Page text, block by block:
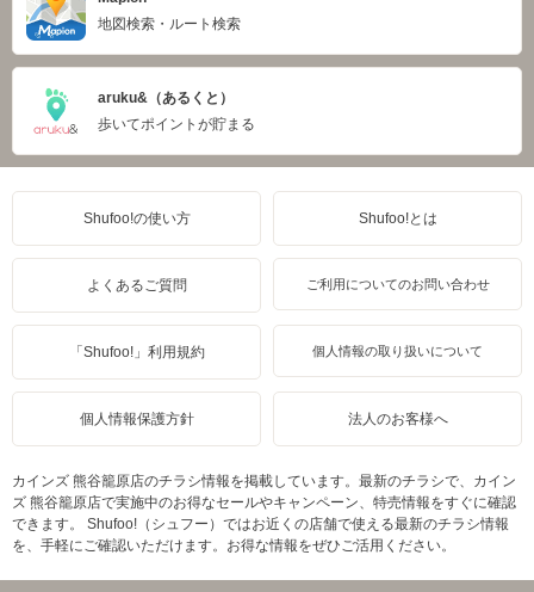
地図検索・ルート検索
aruku&（あるくと）
歩いてポイントが貯まる
Shufoo!の使い方 Shufoo!とは
よくあるご質問 ご利用についてのお問い合わせ
「Shufoo!」利用規約 個人情報の取り扱いについて
個人情報保護方針 法人のお客様へ
カインズ 熊谷籠原店のチラシ情報を掲載しています。最新のチラシで、カイン
ズ 熊谷籠原店で実施中のお得なセールやキャンペーン、特売情報をすぐに確認
できます。 Shufoo!（シュフー）ではお近くの店舗で使える最新のチラシ情報
を、手軽にご確認いただけます。お得な情報をぜひご活用ください。